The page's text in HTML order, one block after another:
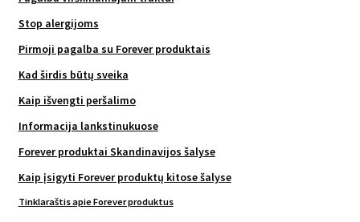
Stop alergijoms
Pirmoji pagalba su Forever produktais
Kad širdis būtų sveika
Kaip išvengti peršalimo
Informacija lankstinukuose
Forever produktai Skandinavijos šalyse
Kaip įsigyti Forever produktų kitose šalyse
Tinklaraštis apie Forever produktus